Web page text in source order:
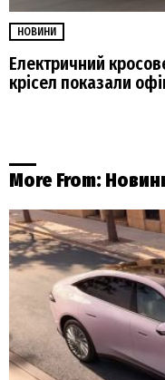
НОВИНИ
Електричний
крісел показали
More From: